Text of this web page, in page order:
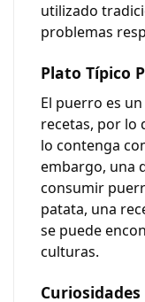
utilizado
problemas
Plato Típico
El puerro es
recetas, por lo
lo contenga
embargo, una
consumir
patata, una
se puede
culturas.
Curiosidades